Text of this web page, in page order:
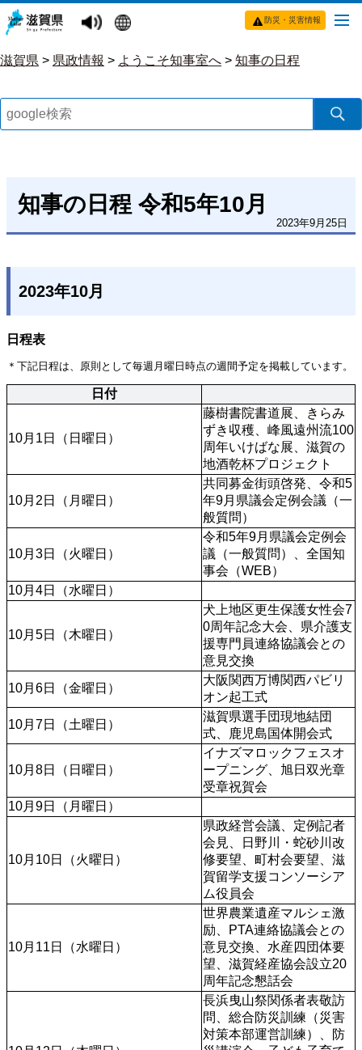
防災・災害情報
滋賀県 > 県政情報 > ようこそ知事室へ > 知事の日程
知事の日程 令和5年10月
2023年9月25日
2023年10月
日程表
＊下記日程は、原則として毎週月曜日時点の週間予定を掲載しています。
日付
10月1日（日曜日）
藤樹書院書道展、きらみ
ずき収穫、峰風遠州流100
周年いけばな展、滋賀の
地酒乾杯プロジェクト
10月2日（月曜日）
共同募金街頭啓発、令和5
年9月県議会定例会議（一
般質問）
10月3日（火曜日）
令和5年9月県議会定例会
議（一般質問）、全国知
事会（WEB）
10月4日（水曜日）
10月5日（木曜日）
犬上地区更生保護女性会7
0周年記念大会、県介護支
援専門員連絡協議会との
意見交換
10月6日（金曜日）
大阪関西万博関西パビリ
オン起工式
10月7日（土曜日）
滋賀県選手団現地結団
式、鹿児島国体開会式
10月8日（日曜日）
イナズマロックフェスオ
ープニング、旭日双光章
受章祝賀会
10月9日（月曜日）
10月10日（火曜日）
県政経営会議、定例記者
会見、日野川・蛇砂川改
修要望、町村会要望、滋
賀留学支援コンソーシア
ム役員会
10月11日（水曜日）
世界農業遺産マルシェ激
励、PTA連絡協議会との
意見交換、水産四団体要
望、滋賀経産協会設立20
周年記念懇話会
長浜曳山祭関係者表敬訪
問、総合防災訓練（災害
対策本部運営訓練）、防